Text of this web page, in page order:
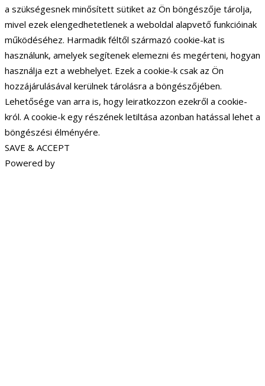
a szükségesnek minősített sütiket az Ön böngészője tárolja,
mivel ezek elengedhetetlenek a weboldal alapvető funkcióinak
működéséhez. Harmadik féltől származó cookie-kat is
használunk, amelyek segítenek elemezni és megérteni, hogyan
használja ezt a webhelyet. Ezek a cookie-k csak az Ön
hozzájárulásával kerülnek tárolásra a böngészőjében.
Lehetősége van arra is, hogy leiratkozzon ezekről a cookie-
król. A cookie-k egy részének letiltása azonban hatással lehet a
böngészési élményére.
SAVE & ACCEPT
Powered by